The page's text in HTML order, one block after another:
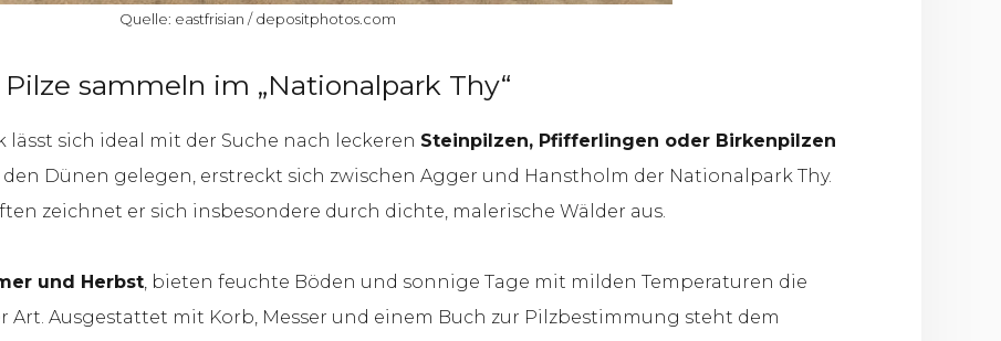
Quelle: eastfrisian / depositphotos.com
Pilze sammeln im „Nationalpark Thy“
sich ideal mit der Suche nach leckeren Steinpilzen, Pfifferlingen oder Birkenpilzen
Dünen gelegen, erstreckt sich zwischen Agger und Hanstholm der Nationalpark Thy.
zeichnet er sich insbesondere durch dichte, malerische Wälder aus.
und Herbst, bieten feuchte Böden und sonnige Tage mit milden Temperaturen die
Ausgestattet mit Korb, Messer und einem Buch zur Pilzbestimmung steht dem